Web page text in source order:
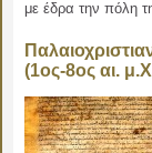
με έδρα την πόλη
(1ος-8ος αι.